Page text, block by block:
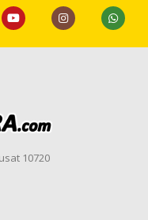
10720